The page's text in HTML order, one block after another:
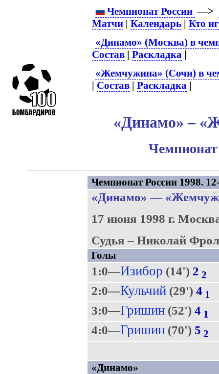
Чемпионат России —>
Матчи |Календарь |Кто
«Динамо» (Москва) в
Состав |Раскладка |
«Жемчужина» (Сочи) в
| Состав |Раскладка |
«Динамо» –
Чемпионат
Чемпионат России 1998.
«Динамо» —
17 июня 1998 г.
Судья – Николай
Голы
1:0—Изибор (14') 2 2
2:0—Кульчий(29') 4 1
3:0—Гришин(52') 4 1
4:0—Гришин(70') 5 2
«Динамо»